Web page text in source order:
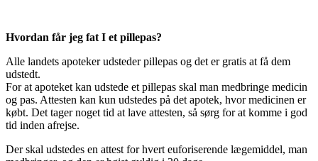
Hvordan får jeg fat I et pillepas?
Alle landets apoteker udsteder pillepas og det er gratis at få dem
udstedt.
For at apoteket kan udstede et pillepas skal man medbringe medicin
og pas. Attesten kan kun udstedes på det apotek, hvor medicinen er
købt. Det tager noget tid at lave attesten, så sørg for at komme i god
tid inden afrejse.
Der skal udstedes en attest for hvert euforiserende lægemiddel, man